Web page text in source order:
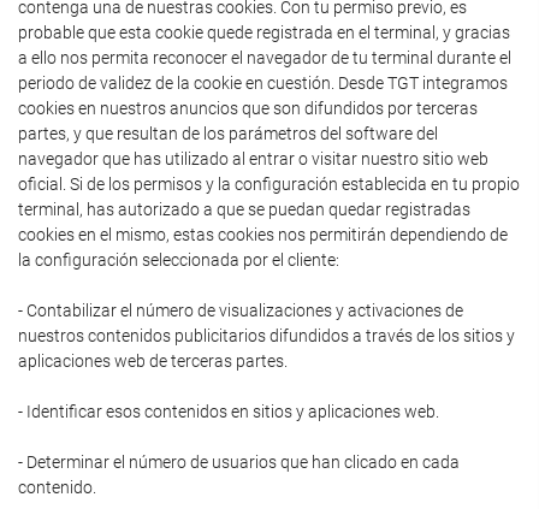
contenga una de nuestras cookies. Con tu permiso previo, es
probable que esta cookie quede registrada en el terminal, y gracias
a ello nos permita reconocer el navegador de tu terminal durante el
periodo de validez de la cookie en cuestión. Desde TGT integramos
cookies en nuestros anuncios que son difundidos por terceras
partes, y que resultan de los parámetros del software del
navegador que has utilizado al entrar o visitar nuestro sitio web
oficial. Si de los permisos y la configuración establecida en tu propio
terminal, has autorizado a que se puedan quedar registradas
cookies en el mismo, estas cookies nos permitirán dependiendo de
la configuración seleccionada por el cliente:
- Contabilizar el número de visualizaciones y activaciones de
nuestros contenidos publicitarios difundidos a través de los sitios y
aplicaciones web de terceras partes.
- Identificar esos contenidos en sitios y aplicaciones web.
- Determinar el número de usuarios que han clicado en cada
contenido.